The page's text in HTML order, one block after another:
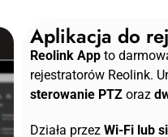
Aplikacja do
Reolink Appto
rejestratorów Reolink.
sterowanie PTZoraz
Działa przez Wi-Fi lub